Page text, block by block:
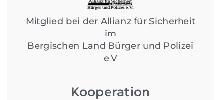
Mitglied bei der Allianz für Sicherheit
im
Bergischen Land Bürger und Polizei
e.V
Kooperation